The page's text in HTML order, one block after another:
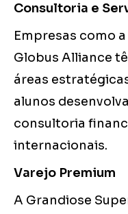
Consultoria e
Empresas como
Globus Alliance
áreas
alunos
consultoria
internacionais.
Varejo Premium
A Grandiose